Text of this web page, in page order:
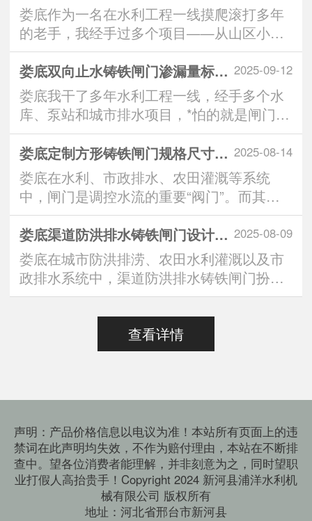
娄底作为一名在水利工程一线摸爬滚打多年
的老手，我经手过多个项目——从山区小水
库到城市排水···
2025-09-12
娄底双向止水铸铁闸门渗漏量标准｜实操派*看的“零漏”硬核指南
娄底我干了多年水利工程一线，经手多个水
库、泵站和城市排水项目，*怕的就是闸门一
关，水从缝···
2025-08-14
娄底定制方形铸铁闸门规格尺寸：匹配工程需求的智慧之选
娄底在水利、市政排水、农田灌溉等系统
中，闸门是调控水流的重要“阀门”。而其
中，“定制方形铸铁闸···
2025-08-09
娄底渠道防洪排水铸铁闸门设计标准：安全与效能的双重有助于维持
娄底在城市防洪排涝、农田水利灌溉以及市
政排水系统中，渠道防洪排水铸铁闸门扮演
着“水路守门人”的···
查看详情
声明：产品价格信息以电议为准！本站所有页面上的违
禁词在此声明均失效，不作为赔付理由，本站在不断排
查中。望各位消费者能理解，并非刻意为之，同时望职
业打假人高抬贵手！Copyright 2024 新河县浦洋水利机
械有限公司 版权所有
地址：河北省邢台市新河县